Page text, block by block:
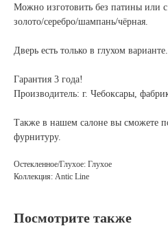
Можно изготовить без патины или
золото/серебро/шампань/чёрная.
Дверь есть только в глухом варианте.
Гарантия 3 года!
Производитель: г. Чебоксары,
Также в нашем салоне вы сможете
фурнитуру.
Остекленное/Глухое: Глухое
Коллекция: Antic Line
Посмотрите также